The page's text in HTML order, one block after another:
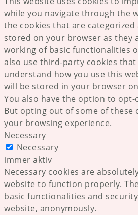
while you navigate through the
the cookies that are categorized
stored on your browser as they
working of basic functionalities
also use third-party cookies that
understand how you use this
will be stored in your browser
You also have the option to opt-
But opting out of some of these
your browsing experience.
Necessary
Necessary
immer aktiv
Necessary cookies are
website to function properly.
basic functionalities and
website, anonymously.